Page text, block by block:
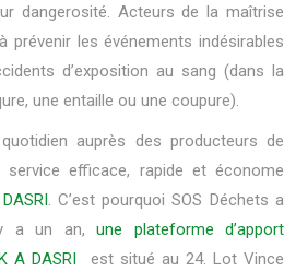
dangerosité. Acteurs de la maîtrise
prévenir les événements indésirables
d’exposition au sang (dans la
une entaille ou une coupure).
auprès des producteurs de
efficace, rapide et économe
. C’est pourquoi SOS Déchets a
a un an, une plateforme d’apport
A DASRI est situé au 24. Lot Vince